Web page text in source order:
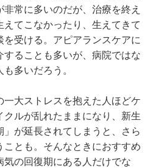
常に多いのだが、治療を終え
てこなかったり、生えてきて
を受ける。アピアランスケアに
ることも多いが、病院ではな
多いだろう。
大ストレスを抱えた人ほどケ
ルが乱れたままになり、新生
が延長されてしまうと、さら
とも。そんなときにおすすめ
気の回復期にある人だけでな